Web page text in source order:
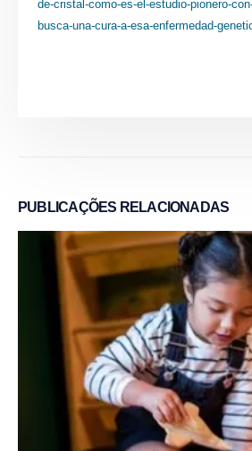
de-cristal-como-es-el-estudio-pionero-
busca-una-cura-a-esa-enfermedad-
PUBLICAÇÕES RELACIONADAS